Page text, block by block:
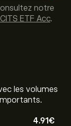
les volumes
4.91‎€‎
notre
ETF Acc.